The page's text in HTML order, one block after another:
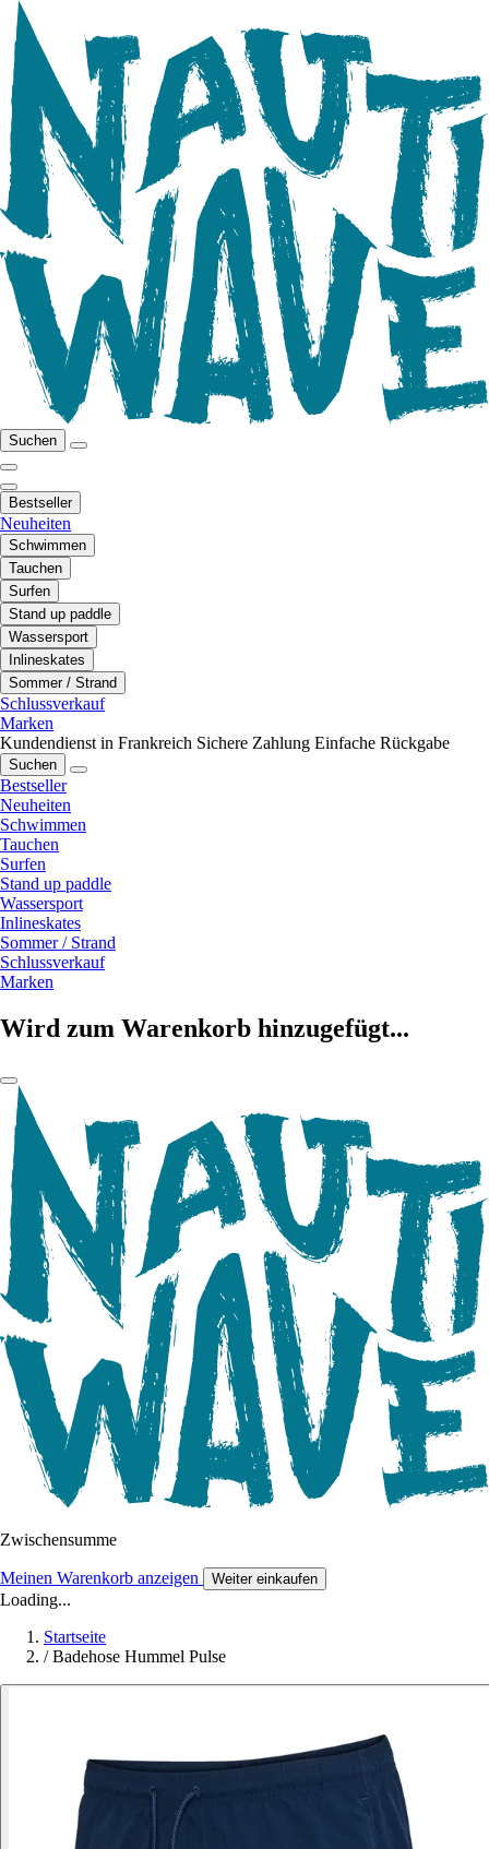
Suchen
Bestseller
Neuheiten
Schwimmen
Tauchen
Surfen
Stand up paddle
Wassersport
Inlineskates
Sommer / Strand
Schlussverkauf
Marken
Kundendienst in Frankreich Sichere Zahlung Einfache Rückgabe
Suchen
Bestseller
Neuheiten
Schwimmen
Tauchen
Surfen
Stand up paddle
Wassersport
Inlineskates
Sommer / Strand
Schlussverkauf
Marken
Wird zum Warenkorb hinzugefügt...
Zwischensumme
Meinen Warenkorb anzeigen Weiter einkaufen
Loading...
Startseite
/ Badehose Hummel Pulse